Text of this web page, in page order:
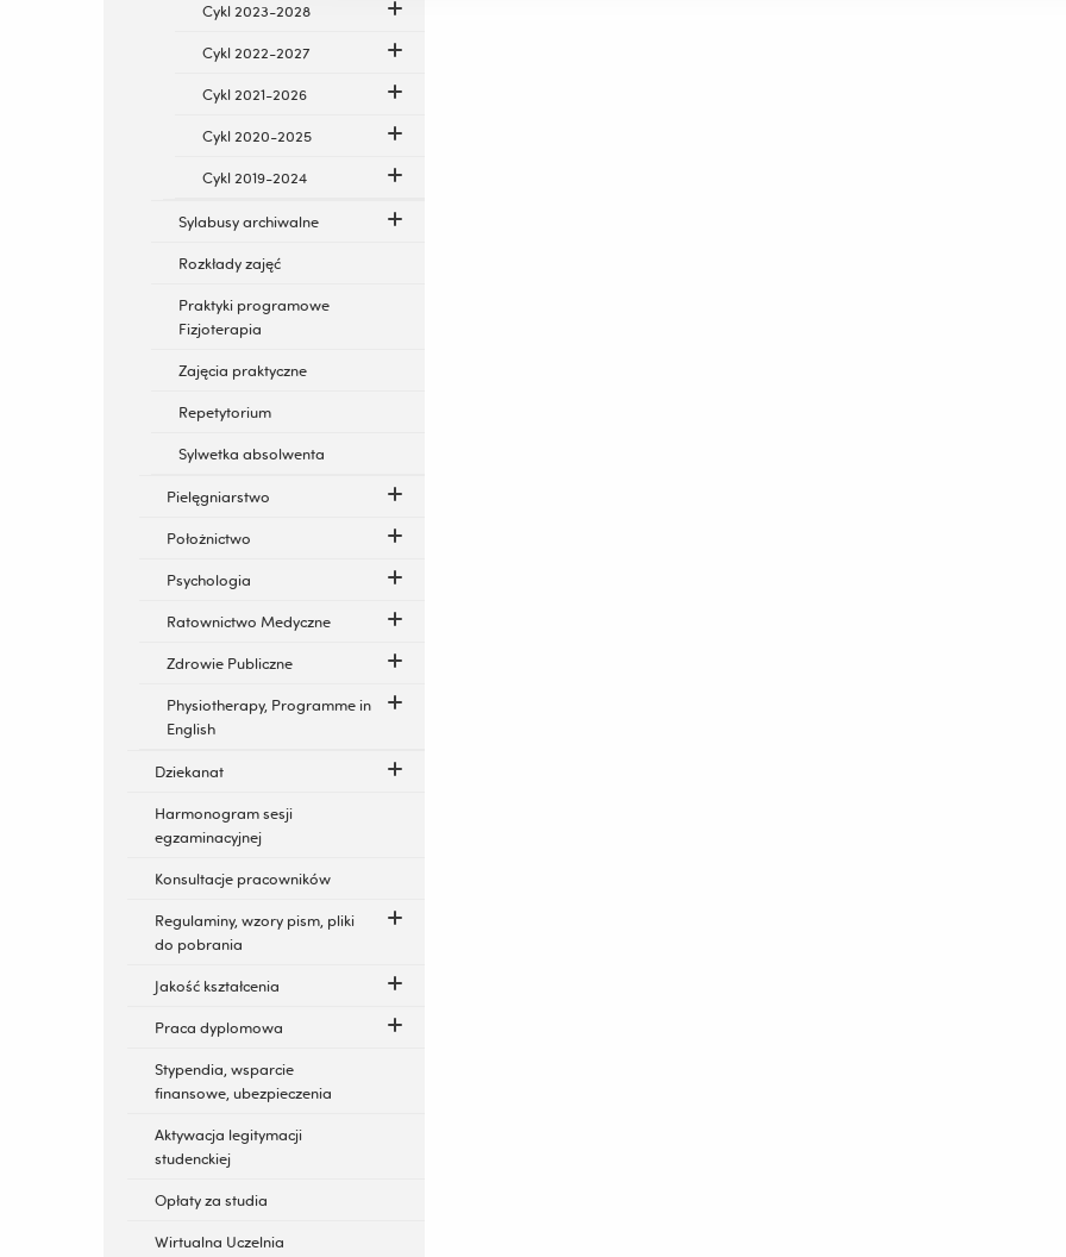
Cykl 2023-2028
Cykl 2022-2027
Cykl 2021-2026
Cykl 2020-2025
Cykl 2019-2024
Sylabusy archiwalne
Rozkłady zajęć
Praktyki programowe
Fizjoterapia
Zajęcia praktyczne
Repetytorium
Sylwetka absolwenta
Pielęgniarstwo
Położnictwo
Psychologia
Ratownictwo Medyczne
Zdrowie Publiczne
Physiotherapy, Programme in
English
Dziekanat
Harmonogram sesji
egzaminacyjnej
Konsultacje pracowników
Regulaminy, wzory pism, pliki
do pobrania
Jakość kształcenia
Praca dyplomowa
Stypendia, wsparcie
finansowe, ubezpieczenia
Aktywacja legitymacji
studenckiej
Opłaty za studia
Wirtualna Uczelnia